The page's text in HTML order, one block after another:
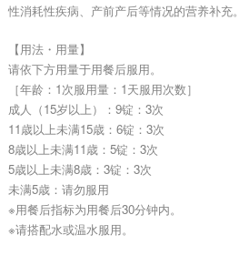
性消耗性疾病、产前产后等情况的营养补充。
【用法・用量】
请依下方用量于用餐后服用。
［年龄：1次服用量：1天服用次数］
成人（15岁以上）：9锭：3次
11歳以上未满15歳：6锭：3次
8歳以上未满11歳：5锭：3次
5歳以上未满8歳：3锭：3次
未满5歳：请勿服用
※用餐后指标为用餐后30分钟内。
※请搭配水或温水服用。